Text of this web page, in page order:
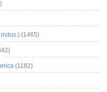
(1465)
(1182)